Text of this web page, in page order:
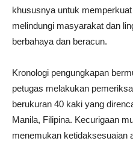
khususnya untuk
melindungi masyarakat dan
berbahaya dan beracun.
Kronologi pengungkapan
petugas melakukan
berukuran 40 kaki yang
Manila, Filipina. Kecurigaan
menemukan ketidaksesuaian